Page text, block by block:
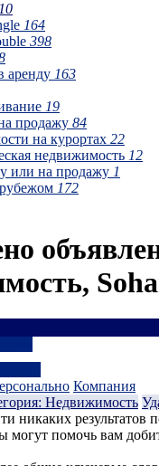
164
398
аренду 163
19
продажу 84
на курортах 22
недвижимость 12
или на продажу 1
172
Компания
Недвижимость
никаких результатов
могут помочь вам